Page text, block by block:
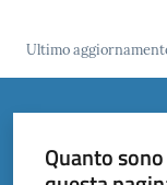
Novità
Servizi
Ultimo
Quanto